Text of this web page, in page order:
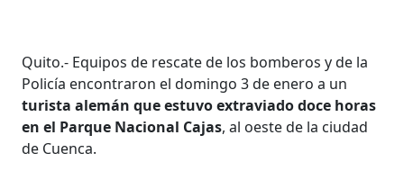
Quito.- Equipos de rescate de los bomberos y de la
Policía encontraron el domingo 3 de enero a un
turista alemán que estuvo extraviado doce horas
en el Parque Nacional Cajas, al oeste de la ciudad
de Cuenca.